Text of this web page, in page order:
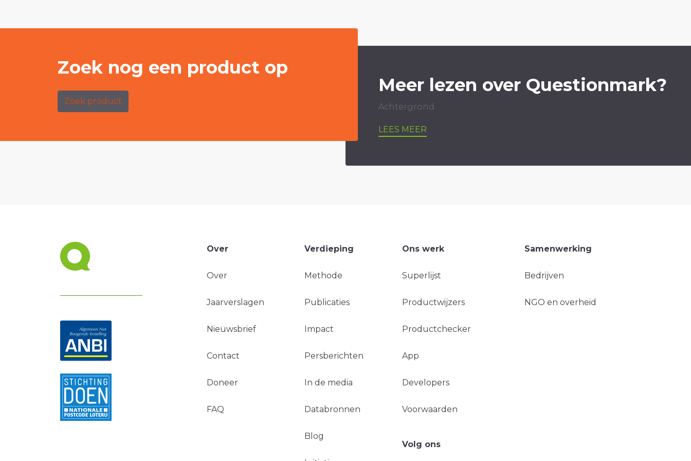
Zoek nog een product op
Zoek product
Meer lezen over Questionmark?
Achtergrond
LEES MEER
Over
Over
Jaarverslagen
Nieuwsbrief
Contact
Doneer
FAQ
Verdieping
Methode
Publicaties
Impact
Persberichten
In de media
Databronnen
Blog
Ons werk
Superlijst
Productwijzers
Productchecker
App
Developers
Voorwaarden
Samenwerking
Bedrijven
NGO en overheid
Volg ons